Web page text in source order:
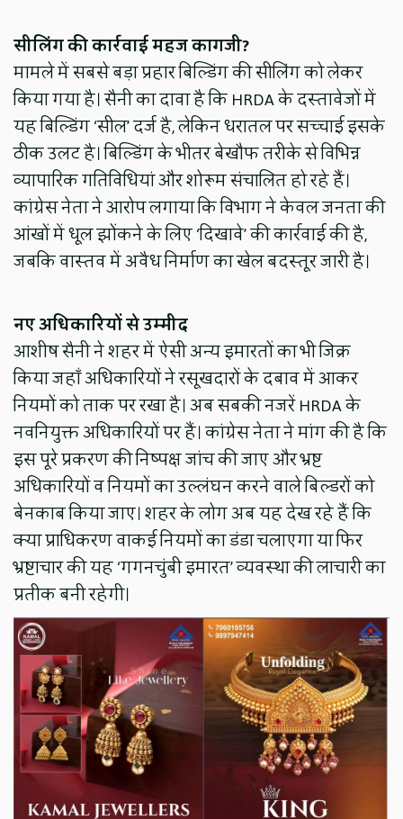
सीलिंग की कार्रवाई महज कागजी?
​मामले में सबसे बड़ा प्रहार बिल्डिंग की सीलिंग को लेकर
किया गया है। सैनी का दावा है कि HRDA के दस्तावेजों में
यह बिल्डिंग ‘सील’ दर्ज है, लेकिन धरातल पर सच्चाई इसके
ठीक उलट है। बिल्डिंग के भीतर बेखौफ तरीके से विभिन्न
व्यापारिक गतिविधियां और शोरूम संचालित हो रहे हैं।
कांग्रेस नेता ने आरोप लगाया कि विभाग ने केवल जनता की
आंखों में धूल झोंकने के लिए ‘दिखावे’ की कार्रवाई की है,
जबकि वास्तव में अवैध निर्माण का खेल बदस्तूर जारी है।
नए अधिकारियों से उम्मीद
​आशीष सैनी ने शहर में ऐसी अन्य इमारतों का भी जिक्र
किया जहाँ अधिकारियों ने रसूखदारों के दबाव में आकर
नियमों को ताक पर रखा है। अब सबकी नजरें HRDA के
नवनियुक्त अधिकारियों पर हैं। कांग्रेस नेता ने मांग की है कि
इस पूरे प्रकरण की निष्पक्ष जांच की जाए और भ्रष्ट
अधिकारियों व नियमों का उल्लंघन करने वाले बिल्डरों को
बेनकाब किया जाए। शहर के लोग अब यह देख रहे हैं कि
क्या प्राधिकरण वाकई नियमों का डंडा चलाएगा या फिर
भ्रष्टाचार की यह ‘गगनचुंबी इमारत’ व्यवस्था की लाचारी का
प्रतीक बनी रहेगी।